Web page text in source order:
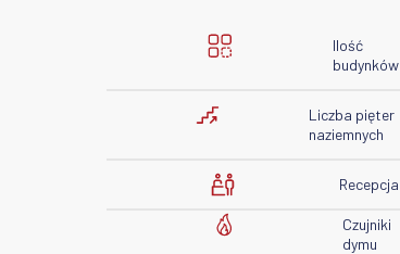
Ilość
budynków
Liczba pięter
naziemnych
Recepcja
Czujniki
dymu